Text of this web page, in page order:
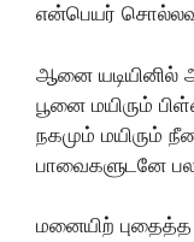
என்பெயர்
ஆனை யடியினில்
பூனை மயிரும்
நகமும் மயிரும்
பாவைகளுடனே
மனையிற்